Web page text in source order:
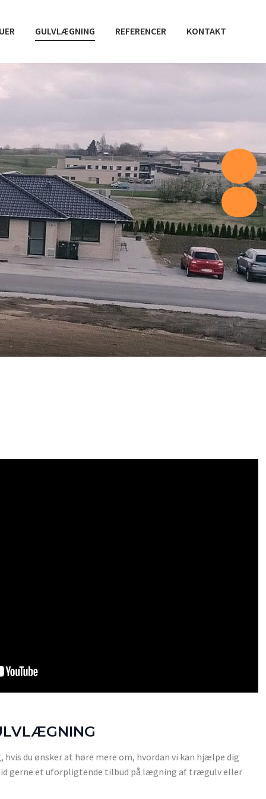
GULVLÆGNING REFERENCER KONTAKT
hvis du ønsker at høre mere om, hvordan vi kan hjælpe dig
gerne et uforpligtende tilbud på lægning af trægulv eller